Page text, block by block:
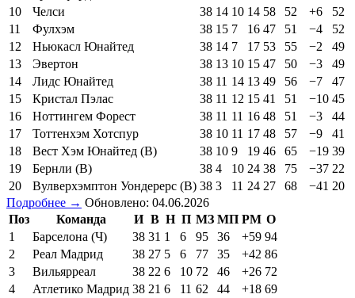
10
Челси 38 14 10 14 58 52 +6
52
11
Фулхэм 38 15 7 16 47 51 −4
52
12
Ньюкасл Юнайтед 38 14 7 17 53 55 −2
49
13
Эвертон 38 13 10 15 47 50 −3
49
14
Лидс Юнайтед 38 11 14 13 49 56 −7
47
15
Кристал Пэлас 38 11 12 15 41 51 −10 45
16
Ноттингем Форест 38 11 11 16 48 51 −3
44
17
Тоттенхэм Хотспур 38 10 11 17 48 57 −9
41
18
Вест Хэм Юнайтед (В) 38 10 9 19 46 65 −19 39
19
Бернли (В) 38 4 10 24 38 75 −37 22
20
Вулверхэмптон Уондерерс (В) 38 3 11 24 27 68 −41 20
Подробнее → Обновлено: 04.06.2026
Поз
Команда И В Н П МЗ МП РМ О
1
Барселона (Ч) 38 31 1 6 95 36 +59 94
2
Реал Мадрид 38 27 5 6 77 35 +42 86
3
Вильярреал 38 22 6 10 72 46 +26 72
4
Атлетико Мадрид 38 21 6 11 62 44 +18 69